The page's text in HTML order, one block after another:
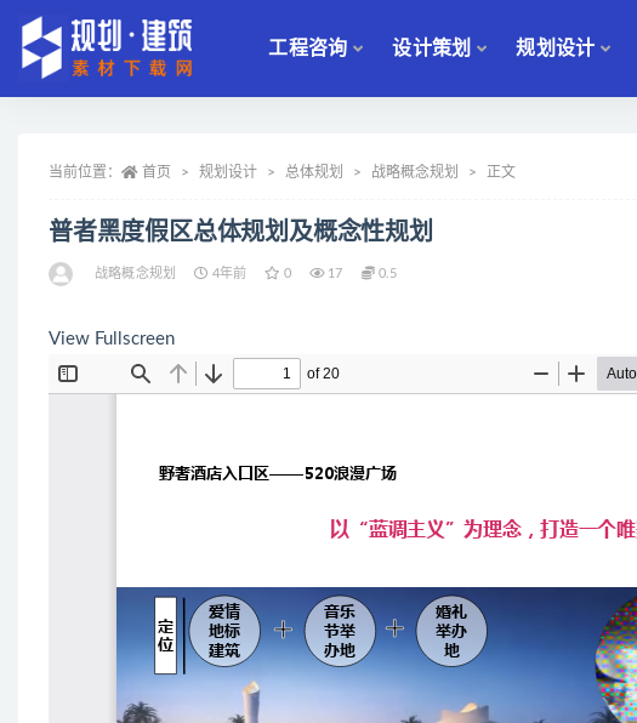
工程咨询 设计策划 规划设计
当前位置： 首页 规划设计 总体规划 战略概念规划 正文
普者黑度假区总体规划及概念性规划
战略概念规划 4年前 0 17 0.5
View Fullscreen